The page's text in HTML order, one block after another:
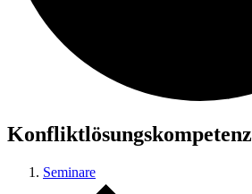
Konfliktlösungskompetenz
Seminare